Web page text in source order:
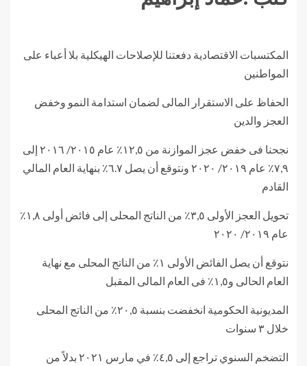
المكتسبات الاقتصادية دفعتنا للإصلاحات الهيكلية بلا أعباء على
المواطنين
الحفاظ على الاستقرار المالى لضمان استدامة النمو وخفض
العجز والدين
نجحنا فى خفض عجز الموازنة من ١٢,٥٪ عام ٢٠١٥/ ٢٠١٦ إلى
٧,٩٪ عام ٢٠١٩/ ٢٠٢٠ ونتوقع أن يصل ٦.٧٪؜ بنهاية العام المالي
القادم
تحويل العجز الأولى ٣,٥٪ من الناتج المحلى إلى فائض أولى ١,٨٪
عام ٢٠١٩/ ٢٠٢٠
نتوقع أن يصل الفائض الأولى ١٪ من الناتج المحلى مع نهاية
العام الحالى و١,٥٪ فى العام المالى المقبل
المديونية الحكومية انخفضت بنسبة ٢٠,٥٪ من الناتج المحلى
خلال ٣ سنوات
التضخم السنوي تراجع إلى ٤,٥٪ في مارس ٢٠٢١ بدلاً من